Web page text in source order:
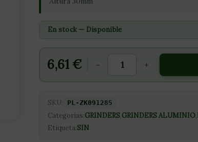
En stock — Disponible
6,61 € - +
SKU: PL-ZK091285
Categorías:GRINDERS,GRINDERS ALUMINIO,
Etiqueta:SIN